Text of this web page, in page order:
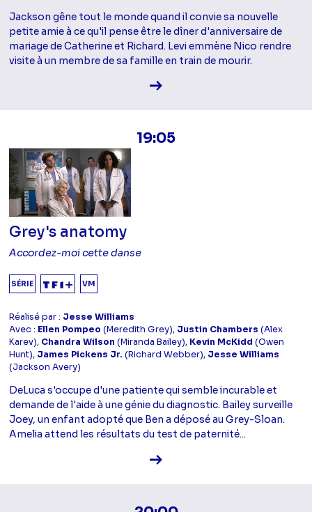
Jackson gêne tout le monde quand il convie sa nouvelle
petite amie à ce qu'il pense être le dîner d'anniversaire de
mariage de Catherine et Richard. Levi emmène Nico rendre
visite à un membre de sa famille en train de mourir.
Voir la fiche diffusion
19:05
Grey's anatomy
Accordez-moi cette danse
SÉRIE VM
Réalisé par : Jesse Williams
Avec : Ellen Pompeo (Meredith Grey), Justin Chambers (Alex
Karev), Chandra Wilson (Miranda Bailey), Kevin McKidd (Owen
Hunt), James Pickens Jr. (Richard Webber), Jesse Williams
(Jackson Avery)
DeLuca s'occupe d'une patiente qui semble incurable et
demande de l'aide à une génie du diagnostic. Bailey surveille
Joey, un enfant adopté que Ben a déposé au Grey-Sloan.
Amelia attend les résultats du test de paternité...
Voir la fiche diffusion